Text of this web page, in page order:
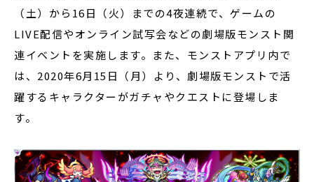
（土）から16日（火）までの4夜連続で、ゲームの
LIVE配信やオンライン試写会などの劇場版モンスト関
連イベントを実施します。また、モンストアプリ内で
は、2020年6月15日（月）より、劇場版モンストで活
躍するキャラクターがガチャやクエストに登場しま
す。